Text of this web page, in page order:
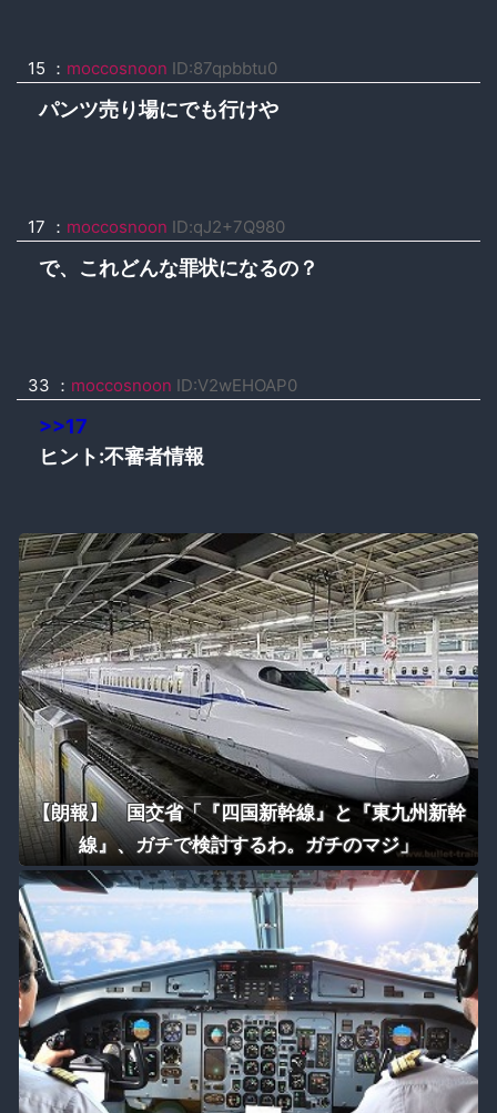
15 ： moccosnoon ID:87qpbbtu0
パンツ売り場にでも行けや
17 ： moccosnoon ID:qJ2+7Q980
で、これどんな罪状になるの？
33 ： moccosnoon ID:V2wEHOAP0
>>17
ヒント:不審者情報
【朗報】 国交省「『四国新幹線』と『東九州新幹
線』、ガチで検討するわ。ガチのマジ」